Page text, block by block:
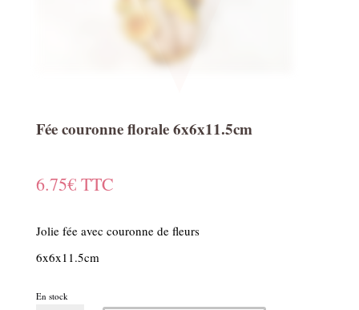
Fée couronne florale 6x6x11.5cm
6.75€ TTC
Jolie fée avec couronne de fleurs
6x6x11.5cm
En stock